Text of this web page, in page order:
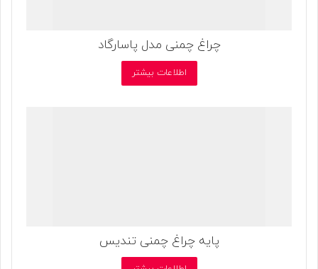
چراغ چمنی مدل پاسارگاد
اطلاعات بیشتر
پایه چراغ چمنی تندیس